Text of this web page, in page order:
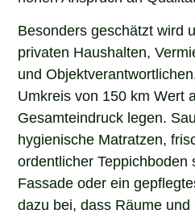
Besonders geschätzt wird
privaten Haushalten,
und
Umkreis von 150 km Wert
Gesamteindruck legen.
hygienische Matratzen,
ordentlicher Teppichboden
Fassade oder ein
dazu bei, dass Räume und